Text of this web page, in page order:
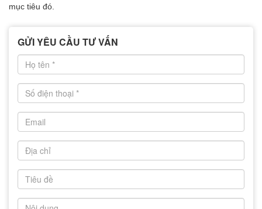
mục tiêu đó.
GỬI YÊU CẦU TƯ VẤN